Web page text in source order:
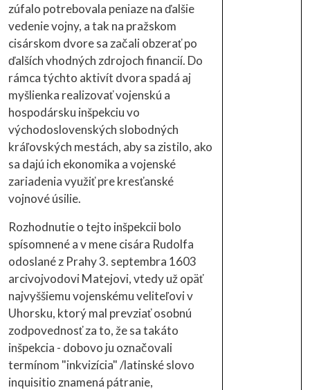
zúfalo potrebovala peniaze na ďalšie
vedenie vojny, a tak na pražskom
cisárskom dvore sa začali obzerať po
ďalších vhodných zdrojoch financií. Do
rámca týchto aktivít dvora spadá aj
myšlienka realizovať vojenskú a
hospodársku inšpekciu vo
východoslovenských slobodných
kráľovských mestách, aby sa zistilo, ako
sa dajú ich ekonomika a vojenské
zariadenia využiť pre kresťanské
vojnové úsilie.
Rozhodnutie o tejto inšpekcii bolo
spísomnené a v mene cisára Rudolfa
odoslané z Prahy 3. septembra 1603
arcivojvodovi Matejovi, vtedy už opäť
najvyššiemu vojenskému veliteľovi v
Uhorsku, ktorý mal prevziať osobnú
zodpovednosť za to, že sa takáto
inšpekcia - dobovo ju označovali
termínom "inkvizícia" /latinské slovo
inquisitio znamená pátranie,